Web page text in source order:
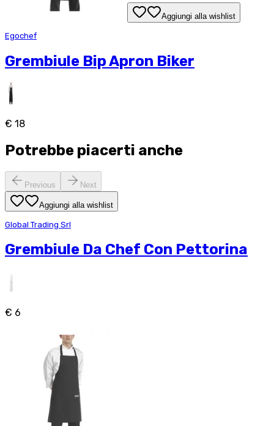
Aggiungi alla wishlist
Egochef
Grembiule Bip Apron Biker
€ 18
Potrebbe piacerti anche
Previous Next
Aggiungi alla wishlist
Global Trading Srl
Grembiule Da Chef Con Pettorina
€ 6